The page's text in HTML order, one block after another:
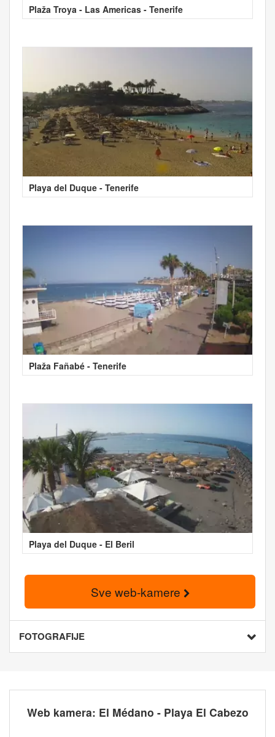
Plaža Troya - Las Americas - Tenerife
Playa del Duque - Tenerife
Plaža Fañabé - Tenerife
Playa del Duque - El Beril
Sve web-kamere
FOTOGRAFIJE
Web kamera: El Médano - Playa El Cabezo